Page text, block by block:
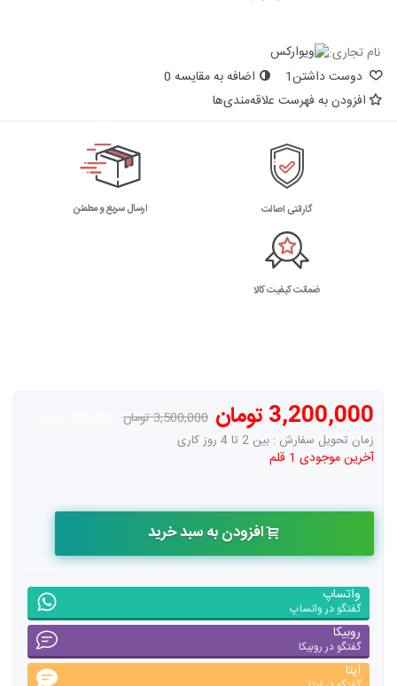
نام تجاری:
دوست داشتن1 اضافه به مقایسه 0
افزودن به فهرست علاقه‌مندی‌ها
گارانتی اصالت ارسال سریع و مطمئن
ضمانت کیفیت کالا
3,200,000 تومان 3,500,000 تومان
زمان تحویل سفارش : بین 2 تا 4 روز کاری
آخرین موجودی 1 قلم
افزودن به سبد خرید
واتساپ
گفتگو در واتساپ
روبیکا
گفتگو در روبیکا
ایتا